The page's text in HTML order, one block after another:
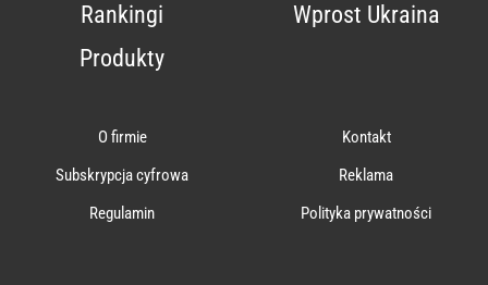
Rankingi
Wprost Ukraina
Produkty
O firmie
Kontakt
Subskrypcja cyfrowa
Reklama
Regulamin
Polityka prywatności